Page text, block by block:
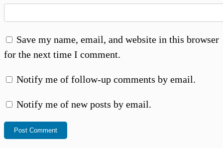
Save my name, email, and website in this browser
for the next time I comment.
Notify me of follow-up comments by email.
Notify me of new posts by email.